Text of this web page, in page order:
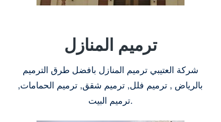
ترميم المنازل
شركة العتيبي ترميم المنازل بافضل طرق الترميم
بالرياض , ترميم فلل, ترميم شقق, ترميم الحمامات,
ترميم البيت.